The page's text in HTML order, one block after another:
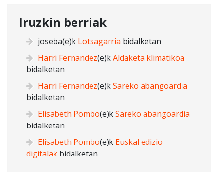
Iruzkin berriak
joseba(e)k Lotsagarria bidalketan
Harri Fernandez(e)kAldaketa klimatikoa
bidalketan
Harri Fernandez(e)kSareko abangoardia
bidalketan
Elisabeth Pombo(e)kSareko abangoardia
bidalketan
Elisabeth Pombo(e)k Euskal edizio
digitalak bidalketan